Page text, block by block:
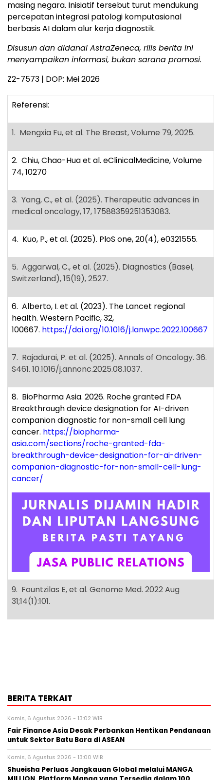
masing negara. Inisiatif tersebut turut mendukung
percepatan integrasi patologi komputasional
berbasis AI dalam alur kerja diagnostik.
Disusun dan didanai AstraZeneca, rilis berita ini
menyampaikan informasi, bukan sarana promosi.
Z2-7573 | DOP: Mei 2026
Referensi:
1. Mengxia Fu, et al. The Breast, Volume 79, 2025.
2. Chiu, Chao-Hua et al. eClinicalMedicine, Volume
74, 10270
3. Yang, C., et al. (2025). Therapeutic advances in
medical oncology, 17, 17588359251353083.
4. Kuo, P., et al. (2025). PloS one, 20(4), e0321555.
5. Aggarwal, C., et al. (2025). Diagnostics (Basel,
Switzerland), 15(19), 2527.
6. Alberto, I. et al. (2023). The Lancet regional
health. Western Pacific, 32,
100667. https://doi.org/10.1016/j.lanwpc.2022.100667
7. Rajadurai, P. et al. (2025). Annals of Oncology. 36.
S461. 10.1016/j.annonc.2025.08.1037.
8. BioPharma Asia. 2026. Roche granted FDA
Breakthrough device designation for AI-driven
companion diagnostic for non-small cell lung
cancer. https://biopharma-
asia.com/sections/roche-granted-fda-
breakthrough-device-designation-for-ai-driven-
companion-diagnostic-for-non-small-cell-lung-
cancer/
9. Fountzilas E, et al. Genome Med. 2022 Aug
31;14(1):101.
BERITA TERKAIT
Kamis, 6 Agustus 2026 - 13:02 WIB
Fair Finance Asia Desak Perbankan Hentikan Pendanaan
untuk Sektor Batu Bara di ASEAN
Kamis, 6 Agustus 2026 - 13:00 WIB
Shueisha Perluas Jangkauan Global melalui MANGA